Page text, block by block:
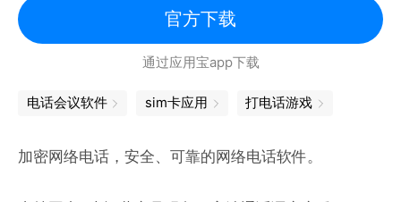
达预期目标。
若不便通话、需传详尽信息或电话未接通，智能消息功
能即时启动，以文字传心意，让您灵活掌控沟通方式。
官方下载
通过应用宝app下载
电话会议软件 sim卡应用 打电话游戏
加密网络电话，安全、可靠的网络电话软件。